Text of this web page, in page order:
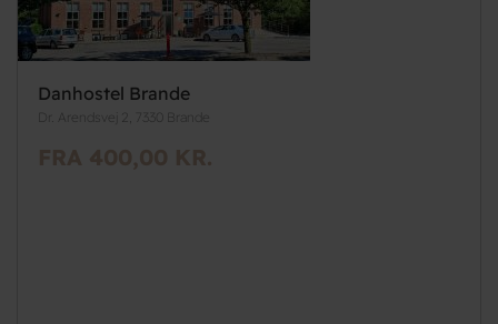
Danhostel Brande
Dr. Arendsvej 2, 7330 Brande
FRA 400,00 KR.